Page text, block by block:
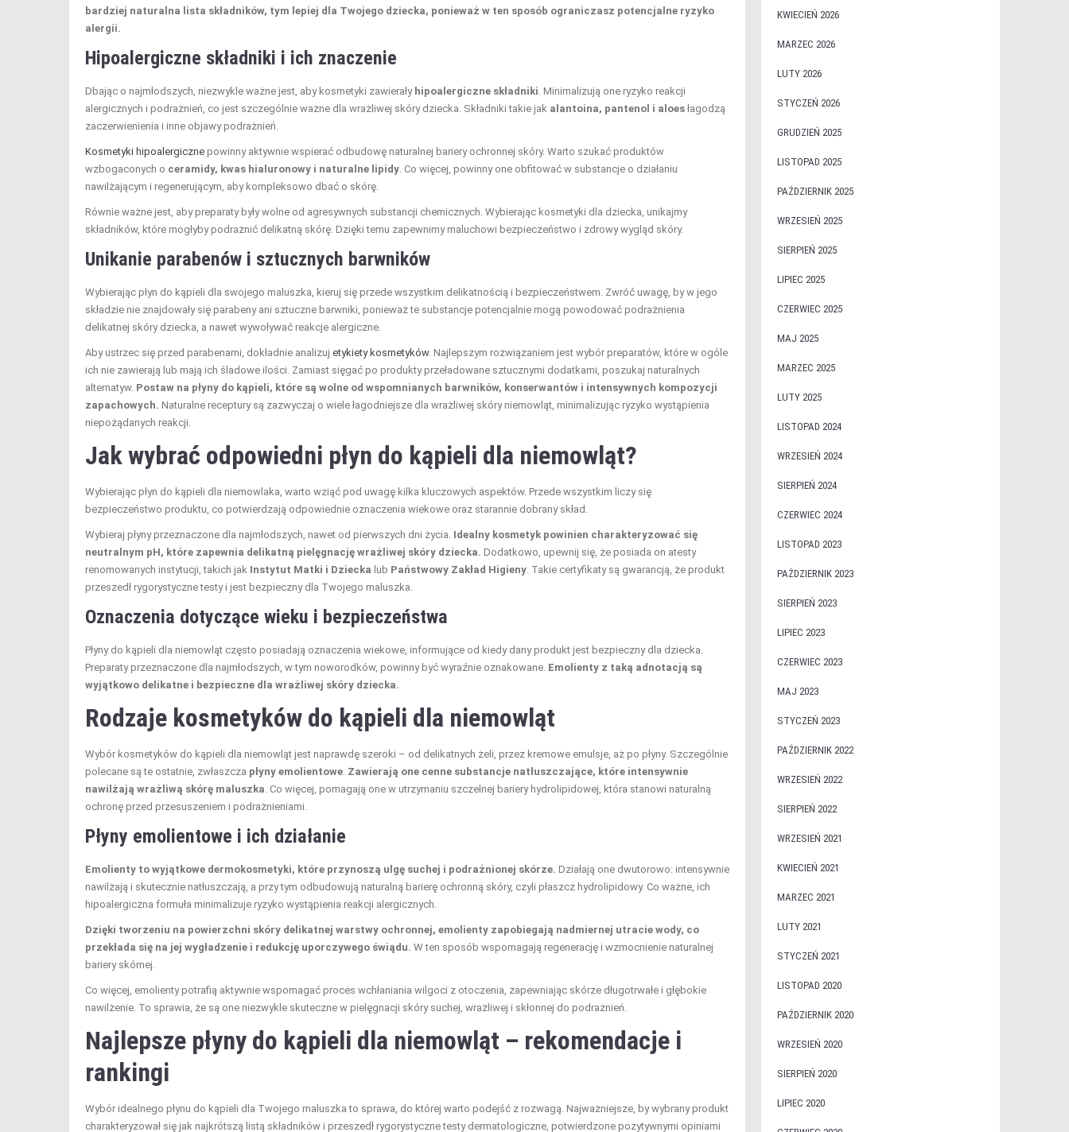
bardziej naturalna lista składników, tym lepiej dla Twojego dziecka, ponieważ w ten sposób ograniczasz potencjalne ryzyko
alergii.
Hipoalergiczne składniki i ich znaczenie
Dbając o najmłodszych, niezwykle ważne jest, aby kosmetyki zawierały hipoalergiczne składniki . Minimalizują one ryzyko reakcji
alergicznych i podrażnień, co jest szczególnie ważne dla wrażliwej skóry dziecka. Składniki takie jak alantoina, pantenol i aloes łagodzą
zaczerwienienia i inne objawy podrażnień.
Kosmetyki hipoalergiczne powinny aktywnie wspierać odbudowę naturalnej bariery ochronnej skóry. Warto szukać produktów
wzbogaconych o ceramidy, kwas hialuronowy i naturalne lipidy . Co więcej, powinny one obfitować w substancje o działaniu
nawilżającym i regenerującym, aby kompleksowo dbać o skórę.
Równie ważne jest, aby preparaty były wolne od agresywnych substancji chemicznych. Wybierając kosmetyki dla dziecka, unikajmy
składników, które mogłyby podrażnić delikatną skórę. Dzięki temu zapewnimy maluchowi bezpieczeństwo i zdrowy wygląd skóry.
Unikanie parabenów i sztucznych barwników
Wybierając płyn do kąpieli dla swojego maluszka, kieruj się przede wszystkim delikatnością i bezpieczeństwem. Zwróć uwagę, by w jego
składzie nie znajdowały się parabeny ani sztuczne barwniki, ponieważ te substancje potencjalnie mogą powodować podrażnienia
delikatnej skóry dziecka, a nawet wywoływać reakcje alergiczne.
Aby ustrzec się przed parabenami, dokładnie analizuj etykiety kosmetyków. Najlepszym rozwiązaniem jest wybór preparatów, które w ogóle
ich nie zawierają lub mają ich śladowe ilości. Zamiast sięgać po produkty przeładowane sztucznymi dodatkami, poszukaj naturalnych
alternatyw. Postaw na płyny do kąpieli, które są wolne od wspomnianych barwników, konserwantów i intensywnych kompozycji
zapachowych. Naturalne receptury są zazwyczaj o wiele łagodniejsze dla wrażliwej skóry niemowląt, minimalizując ryzyko wystąpienia
niepożądanych reakcji.
Jak wybrać odpowiedni płyn do kąpieli dla niemowląt?
Wybierając płyn do kąpieli dla niemowlaka, warto wziąć pod uwagę kilka kluczowych aspektów. Przede wszystkim liczy się
bezpieczeństwo produktu, co potwierdzają odpowiednie oznaczenia wiekowe oraz starannie dobrany skład.
Wybieraj płyny przeznaczone dla najmłodszych, nawet od pierwszych dni życia. Idealny kosmetyk powinien charakteryzować się
neutralnym pH, które zapewnia delikatną pielęgnację wrażliwej skóry dziecka. Dodatkowo, upewnij się, że posiada on atesty
renomowanych instytucji, takich jak Instytut Matki i Dziecka lub Państwowy Zakład Higieny . Takie certyfikaty są gwarancją, że produkt
przeszedł rygorystyczne testy i jest bezpieczny dla Twojego maluszka.
Oznaczenia dotyczące wieku i bezpieczeństwa
Płyny do kąpieli dla niemowląt często posiadają oznaczenia wiekowe, informujące od kiedy dany produkt jest bezpieczny dla dziecka.
Preparaty przeznaczone dla najmłodszych, w tym noworodków, powinny być wyraźnie oznakowane. Emolienty z taką adnotacją są
wyjątkowo delikatne i bezpieczne dla wrażliwej skóry dziecka.
Rodzaje kosmetyków do kąpieli dla niemowląt
Wybór kosmetyków do kąpieli dla niemowląt jest naprawdę szeroki – od delikatnych żeli, przez kremowe emulsje, aż po płyny. Szczególnie
polecane są te ostatnie, zwłaszcza płyny emolientowe Zawierają one cenne substancje natłuszczające, które intensywnie
nawilżają wrażliwą skórę maluszka . Co więcej, pomagają one w utrzymaniu szczelnej bariery hydrolipidowej, która stanowi naturalną
ochronę przed przesuszeniem i podrażnieniami.
Płyny emolientowe i ich działanie
Emolienty to wyjątkowe dermokosmetyki, które przynoszą ulgę suchej i podrażnionej skórze. Działają one dwutorowo: intensywnie
nawilżają i skutecznie natłuszczają, a przy tym odbudowują naturalną barierę ochronną skóry, czyli płaszcz hydrolipidowy. Co ważne, ich
hipoalergiczna formuła minimalizuje ryzyko wystąpienia reakcji alergicznych.
Dzięki tworzeniu na powierzchni skóry delikatnej warstwy ochronnej, emolienty zapobiegają nadmiernej utracie wody, co
przekłada się na jej wygładzenie i redukcję uporczywego świądu. W ten sposób wspomagają regenerację i wzmocnienie naturalnej
bariery skórnej.
Co więcej, emolienty potrafią aktywnie wspomagać proces wchłaniania wilgoci z otoczenia, zapewniając skórze długotrwałe i głębokie
nawilżenie. To sprawia, że są one niezwykle skuteczne w pielęgnacji skóry suchej, wrażliwej i skłonnej do podrażnień.
Najlepsze płyny do kąpieli dla niemowląt – rekomendacje i
rankingi
Wybór idealnego płynu do kąpieli dla Twojego maluszka to sprawa, do której warto podejść z rozwagą. Najważniejsze, by wybrany produkt
charakteryzował się jak najkrótszą listą składników i przeszedł rygorystyczne testy dermatologiczne, potwierdzone pozytywnymi opiniami
KWIECIEŃ 2026
MARZEC 2026
LUTY 2026
STYCZEŃ 2026
GRUDZIEŃ 2025
LISTOPAD 2025
PAŹDZIERNIK 2025
WRZESIEŃ 2025
SIERPIEŃ 2025
LIPIEC 2025
CZERWIEC 2025
MAJ 2025
MARZEC 2025
LUTY 2025
LISTOPAD 2024
WRZESIEŃ 2024
SIERPIEŃ 2024
CZERWIEC 2024
LISTOPAD 2023
PAŹDZIERNIK 2023
SIERPIEŃ 2023
LIPIEC 2023
CZERWIEC 2023
MAJ 2023
STYCZEŃ 2023
PAŹDZIERNIK 2022
WRZESIEŃ 2022
SIERPIEŃ 2022
WRZESIEŃ 2021
KWIECIEŃ 2021
MARZEC 2021
LUTY 2021
STYCZEŃ 2021
LISTOPAD 2020
PAŹDZIERNIK 2020
WRZESIEŃ 2020
SIERPIEŃ 2020
LIPIEC 2020